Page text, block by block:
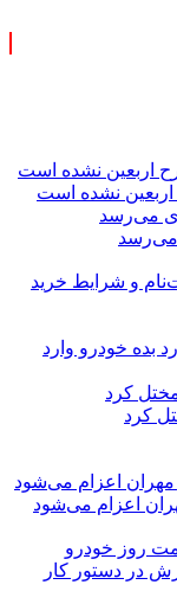
می‌رسد
و شرایط خرید
با سهمیه اقامت / ۸ میلیارد بده خودرو وارد
کرد
روز خودرو